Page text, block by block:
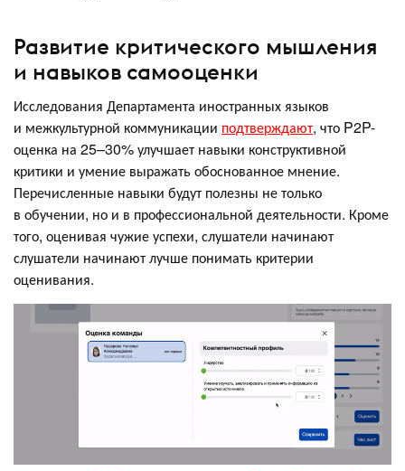
Развитие критического мышления
и навыков самооценки
Исследования Департамента иностранных языков
и межкультурной коммуникации подтверждают, что P2P-
оценка на 25–30% улучшает навыки конструктивной
критики и умение выражать обоснованное мнение.
Перечисленные навыки будут полезны не только
в обучении, но и в профессиональной деятельности. Кроме
того, оценивая чужие успехи, слушатели начинают
слушатели начинают лучше понимать критерии
оценивания.